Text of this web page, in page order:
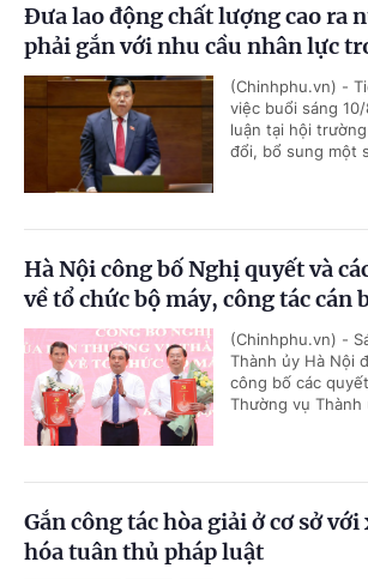
Đưa lao động chất lượng cao ra
phải gắn với nhu cầu nhân lực
(Chinhphu.vn) -
việc buổi sáng
luận tại hội
đổi, bổ sung một
Hà Nội công bố Nghị quyết và
về tổ chức bộ máy, công tác cán
(Chinhphu.vn) -
Thành ủy Hà Nội
công bố các
Thường vụ Thành
Gắn công tác hòa giải ở cơ sở
hóa tuân thủ pháp luật